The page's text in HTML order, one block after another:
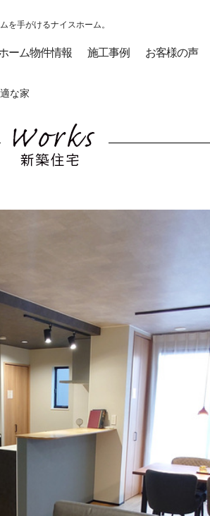
を手がけるナイスホーム。
ーム物件情報 施工事例 お客様の声
な家